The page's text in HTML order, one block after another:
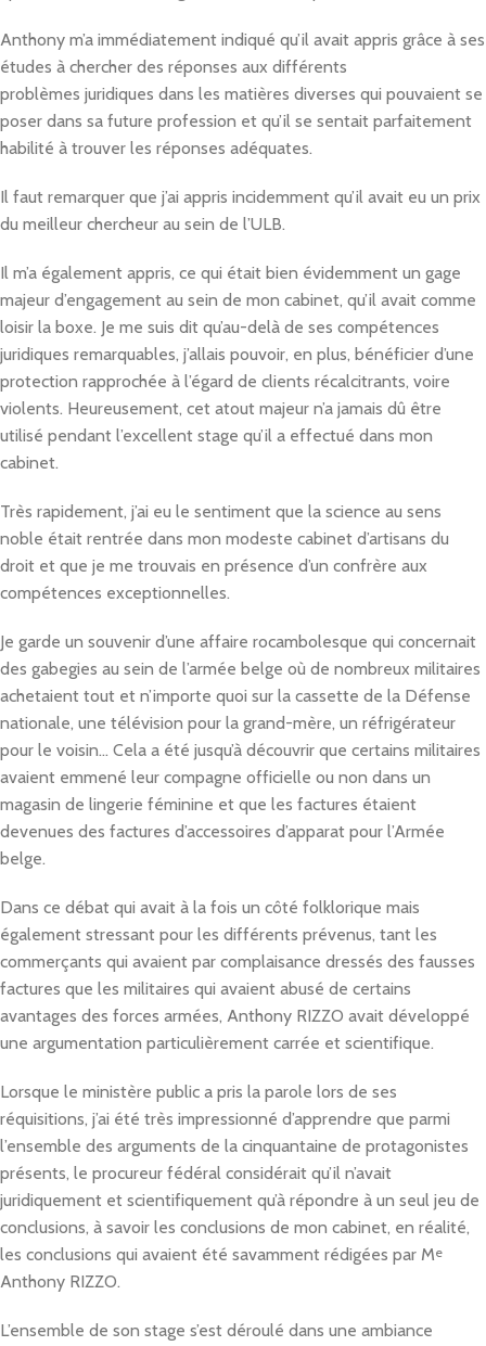
Anthony m’a immédiatement indiqué qu’il avait appris grâce à ses
études à chercher des réponses aux différents
problèmes juridiques dans les matières diverses qui pouvaient se
poser dans sa future profession et qu’il se sentait parfaitement
habilité à trouver les réponses adéquates.
Il faut remarquer que j’ai appris incidemment qu’il avait eu un prix
du meilleur chercheur au sein de l’ULB.
Il m’a également appris, ce qui était bien évidemment un gage
majeur d’engagement au sein de mon cabinet, qu’il avait comme
loisir la boxe. Je me suis dit qu’au-delà de ses compétences
juridiques remarquables, j’allais pouvoir, en plus, bénéficier d’une
protection rapprochée à l’égard de clients récalcitrants, voire
violents. Heureusement, cet atout majeur n’a jamais dû être
utilisé pendant l’excellent stage qu’il a effectué dans mon
cabinet.
Très rapidement, j’ai eu le sentiment que la science au sens
noble était rentrée dans mon modeste cabinet d’artisans du
droit et que je me trouvais en présence d’un confrère aux
compétences exceptionnelles.
Je garde un souvenir d’une affaire rocambolesque qui concernait
des gabegies au sein de l’armée belge où de nombreux militaires
achetaient tout et n’importe quoi sur la cassette de la Défense
nationale, une télévision pour la grand-mère, un réfrigérateur
pour le voisin… Cela a été jusqu’à découvrir que certains militaires
avaient emmené leur compagne officielle ou non dans un
magasin de lingerie féminine et que les factures étaient
devenues des factures d’accessoires d’apparat pour l’Armée
belge.
Dans ce débat qui avait à la fois un côté folklorique mais
également stressant pour les différents prévenus, tant les
commerçants qui avaient par complaisance dressés des fausses
factures que les militaires qui avaient abusé de certains
avantages des forces armées, Anthony RIZZO avait développé
une argumentation particulièrement carrée et scientifique.
Lorsque le ministère public a pris la parole lors de ses
réquisitions, j’ai été très impressionné d’apprendre que parmi
l’ensemble des arguments de la cinquantaine de protagonistes
présents, le procureur fédéral considérait qu’il n’avait
juridiquement et scientifiquement qu’à répondre à un seul jeu de
conclusions, à savoir les conclusions de mon cabinet, en réalité,
les conclusions qui avaient été savamment rédigées par Me
Anthony RIZZO.
L’ensemble de son stage s’est déroulé dans une ambiance